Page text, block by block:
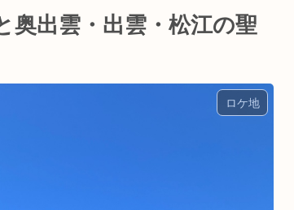
奥出雲・出雲・松江の聖
ロケ地